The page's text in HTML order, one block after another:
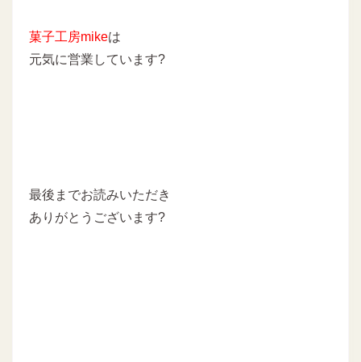
菓子工房mikeは
元気に営業しています?
最後までお読みいただき
ありがとうございます?